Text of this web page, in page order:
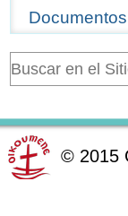
Documentos
© 2015